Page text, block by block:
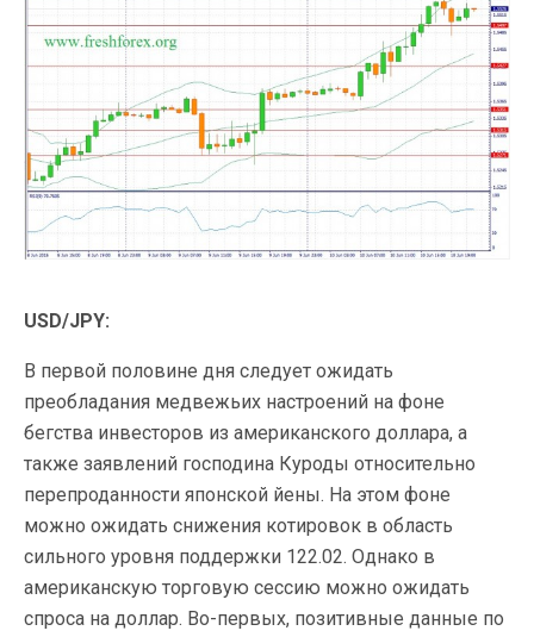
USD/JPY:
В первой половине дня следует ожидать
преобладания медвежьих настроений на фоне
бегства инвесторов из американского доллара, а
также заявлений господина Куроды относительно
перепроданности японской йены. На этом фоне
можно ожидать снижения котировок в область
сильного уровня поддержки 122.02. Однако в
американскую торговую сессию можно ожидать
спроса на доллар. Во-первых, позитивные данные по